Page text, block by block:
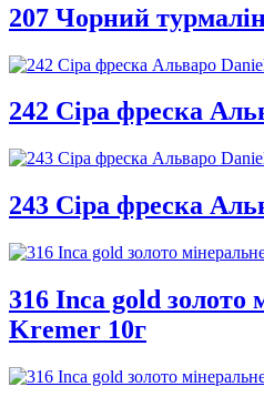
207 Чорний
242 Сіра фреска
243 Сіра фреска
316 Inca gold золото
Kremer 10г